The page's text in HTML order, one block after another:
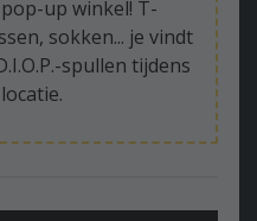
up winkel! T-
sokken... je vindt
spullen tijdens